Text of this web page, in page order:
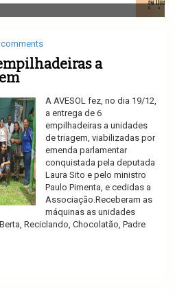
v
i
a
i
a
A AVESOL fez, no dia 19/12,
a entrega de 6
empilhadeiras a unidades
de triagem, viabilizadas por
emenda parlamentar
conquistada pela deputada
Laura Sito e pelo ministro
Paulo Pimenta, e cedidas a
Associação.Receberam as
máquinas as unidades
Reciclando, Chocolatão, Padre